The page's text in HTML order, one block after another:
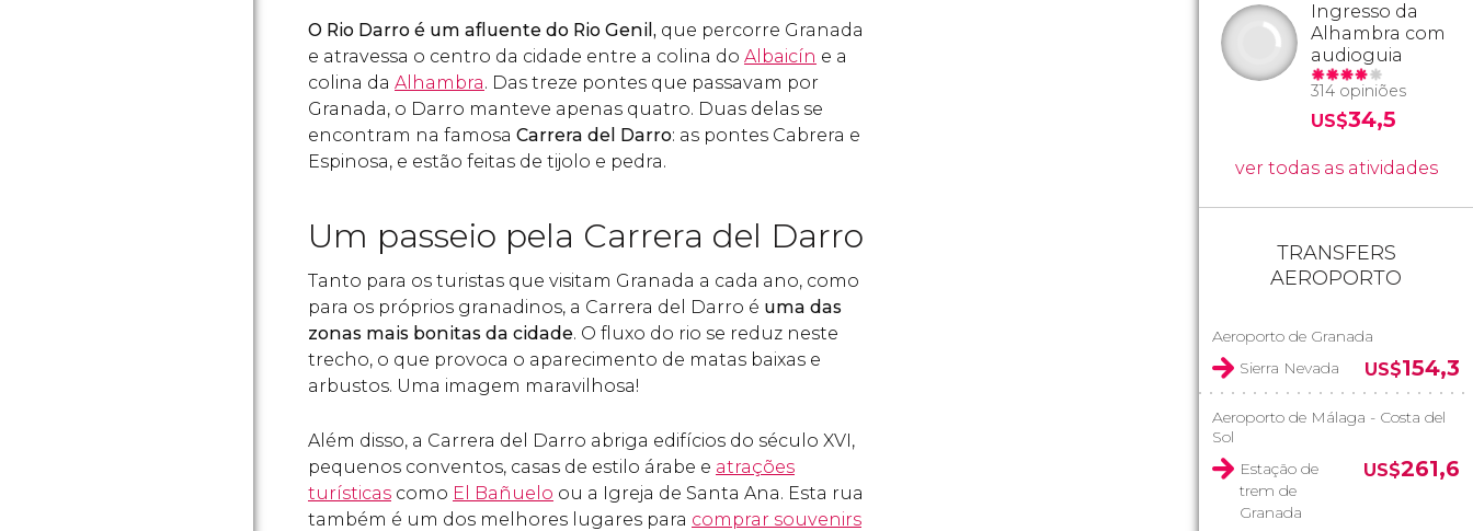
O Rio Darro é um afluente do Rio Genil, que percorre Granada
e atravessa o centro da cidade entre a colina do Albaicín e a
colina da Alhambra. Das treze pontes que passavam por
Granada, o Darro manteve apenas quatro. Duas delas se
encontram na famosa Carrera del Darro: as pontes Cabrera e
Espinosa, e estão feitas de tijolo e pedra.
Um passeio pela Carrera del Darro
Tanto para os turistas que visitam Granada a cada ano, como
para os próprios granadinos, a Carrera del Darro é uma das
zonas mais bonitas da cidade. O fluxo do rio se reduz neste
trecho, o que provoca o aparecimento de matas baixas e
arbustos. Uma imagem maravilhosa!
Além disso, a Carrera del Darro abriga edifícios do século XVI,
pequenos conventos, casas de estilo árabe e atrações
turísticas como El Bañuelo ou a Igreja de Santa Ana. Esta rua
também é um dos melhores lugares para comprar souvenirs
Ingresso da
Alhambra com
audioguia
314 opiniões
US$34,5
ver todas as atividades
TRANSFERS
AEROPORTO
Aeroporto de Granada
Sierra Nevada
US$154,3
Aeroporto de Málaga - Costa del
Sol
Estação de
trem de
Granada
US$261,6